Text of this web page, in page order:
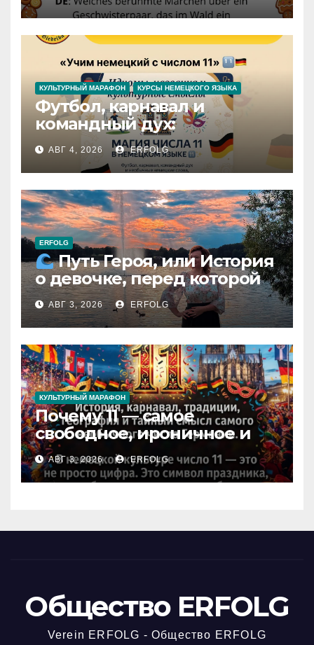
КУЛЬТУРНЫЙ МАРАФОН КУРСЫ НЕМЕЦКОГО ЯЗЫКА
Футбол, карнавал и
командный дух:
раскрываем секреты числа
11 в немецком языке!
АВГ 4, 2026 ERFOLG
ERFOLG
Путь Героя, или История
о девочке, перед которой
расступился океан
(И почему это про каждую
из нас)
АВГ 3, 2026 ERFOLG
КУЛЬТУРНЫЙ МАРАФОН
Почему 11 — самое
свободное, ироничное и
любимое число в
немецкой культуре?
АВГ 3, 2026 ERFOLG
Общество ERFOLG
Verein ERFOLG - Общество ERFOLG